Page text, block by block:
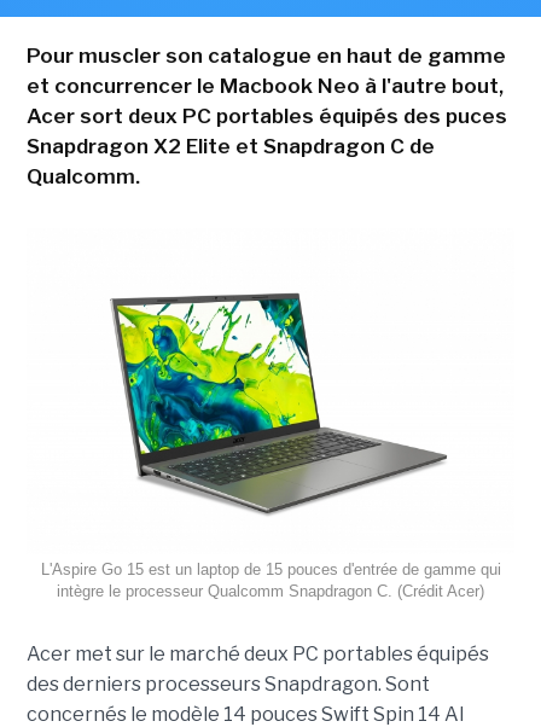
Pour muscler son catalogue en haut de gamme
et concurrencer le Macbook Neo à l'autre bout,
Acer sort deux PC portables équipés des puces
Snapdragon X2 Elite et Snapdragon C de
Qualcomm.
L'Aspire Go 15 est un laptop de 15 pouces d'entrée de gamme qui
intègre le processeur Qualcomm Snapdragon C. (Crédit Acer)
Acer met sur le marché deux PC portables équipés
des derniers processeurs Snapdragon. Sont
concernés le modèle 14 pouces Swift Spin 14 AI